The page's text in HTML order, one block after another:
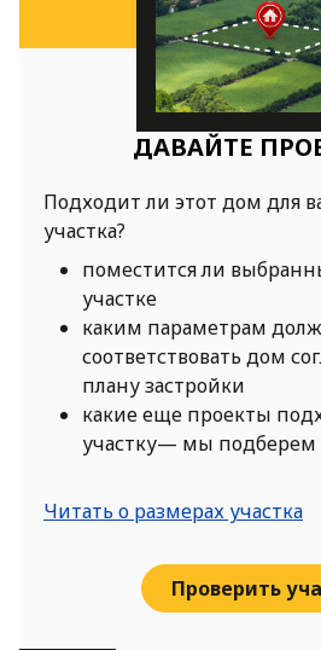
ДАВАЙТЕ
Подходит ли этот дом для
участка?
поместится ли
участке
каким параметрам
соответствовать дом
плану застройки
какие еще проекты
участку— мы подберем
Читать о размерах участка
Проверить